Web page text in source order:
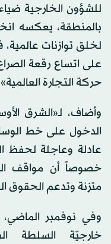
للشؤون الخارجية
بالمنطقة، يعكسه
لخلق توازنات
على اتساع رقعة
حركة التجارة
وأضاف، لـ«الشرق
الدخول على خط
عادلة وعاجلة لحفظ
خصوصاً أن مواقف
متزنة وتدعم الحقوق
وفي نوفمبر
خارجيّة السلطة